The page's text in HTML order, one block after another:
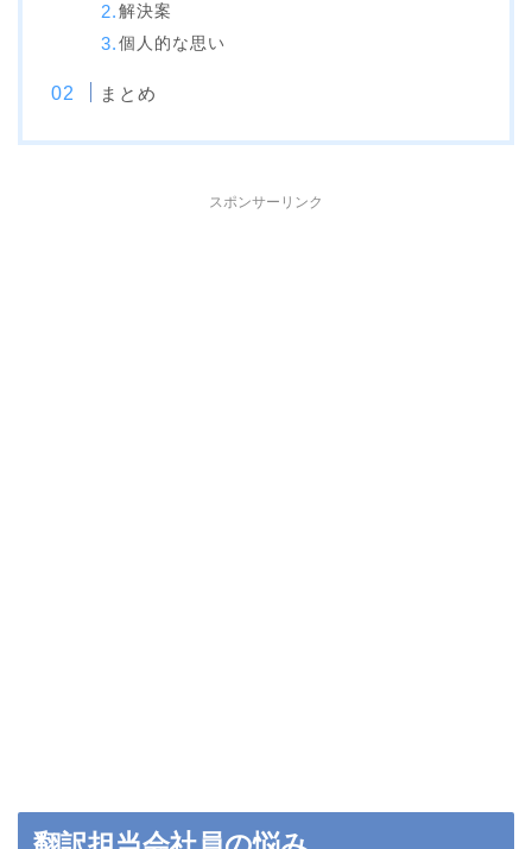
解決案
個人的な思い
まとめ
スポンサーリンク